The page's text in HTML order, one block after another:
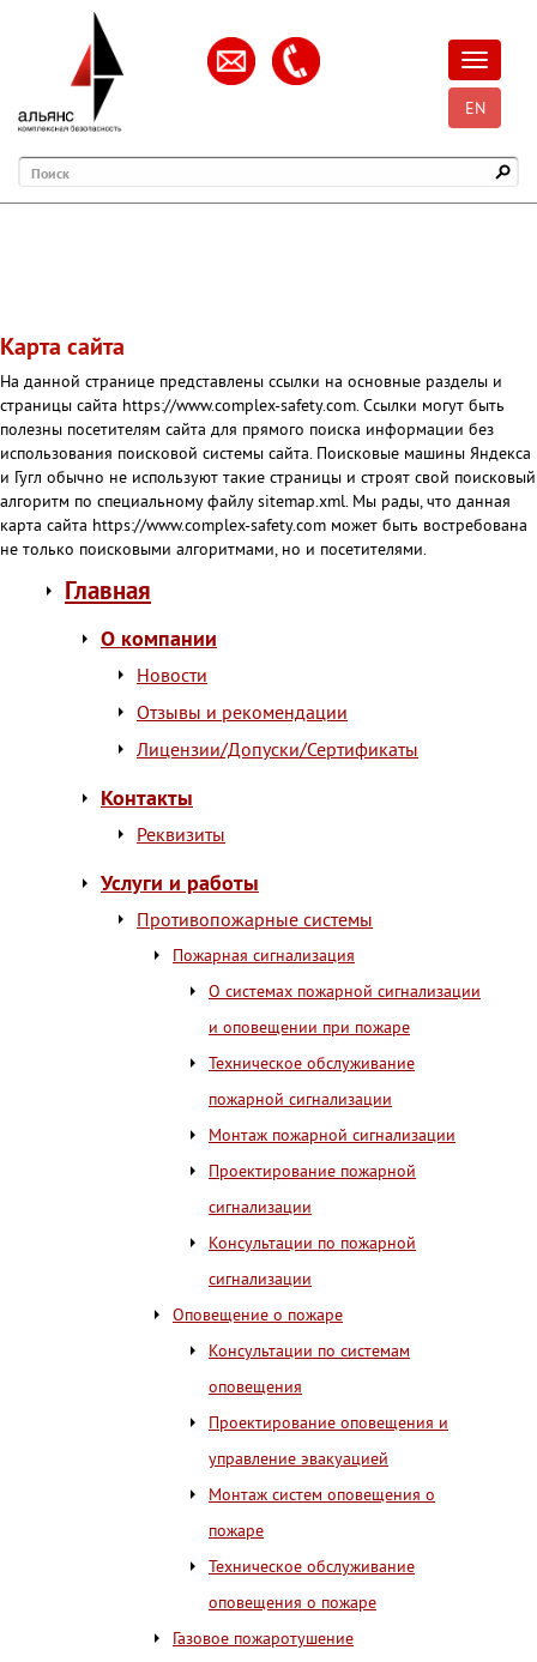
EN
Поиск
Карта сайта
На данной странице представлены ссылки на основные разделы и
страницы сайта https://www.complex-safety.com. Ссылки могут быть
полезны посетителям сайта для прямого поиска информации без
использования поисковой системы сайта. Поисковые машины Яндекса
и Гугл обычно не используют такие страницы и строят свой поисковый
алгоритм по специальному файлу sitemap.xml. Мы рады, что данная
карта сайта https://www.complex-safety.com может быть востребована
не только поисковыми алгоритмами, но и посетителями.
Главная
О компании
Новости
Отзывы и рекомендации
Лицензии/Допуски/Сертификаты
Контакты
Реквизиты
Услуги и работы
Противопожарные системы
Пожарная сигнализация
О системах пожарной сигнализации
и оповещении при пожаре
Техническое обслуживание
пожарной сигнализации
Монтаж пожарной сигнализации
Проектирование пожарной
сигнализации
Консультации по пожарной
сигнализации
Оповещение о пожаре
Консультации по системам
оповещения
Проектирование оповещения и
управление эвакуацией
Монтаж систем оповещения о
пожаре
Техническое обслуживание
оповещения о пожаре
Газовое пожаротушение